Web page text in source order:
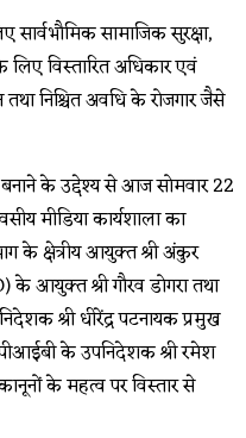
सार्वभौमिक सामाजिक सुरक्षा,
विस्तारित अधिकार एवं
निश्चित अवधि के रोजगार जैसे
के उद्देश्य से आज सोमवार 22
मीडिया कार्यशाला का
के क्षेत्रीय आयुक्त श्री अंकुर
के आयुक्त श्री गौरव डोगरा तथा
श्री धीरेंद्र पटनायक प्रमुख
के उपनिदेशक श्री रमेश
के महत्व पर विस्तार से